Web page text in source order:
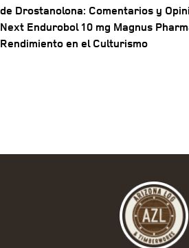
Post
de Drostanolona: Comentarios y
Next
Post
Next Endurobol 10 mg Magnus
Rendimiento en el Culturismo